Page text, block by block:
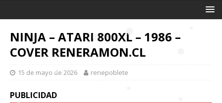
❅
❅
❅
❅
NINJA – ATARI 800XL – 1986 –
COVER RENERAMON.CL
15 de mayo de 2026 renepoblete
PUBLICIDAD